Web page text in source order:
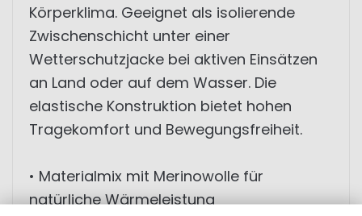
Körperklima. Geeignet als isolierende
Zwischenschicht unter einer
Wetterschutzjacke bei aktiven Einsätzen
an Land oder auf dem Wasser. Die
elastische Konstruktion bietet hohen
Tragekomfort und Bewegungsfreiheit.
• Materialmix mit Merinowolle für
natürliche Wärmeleistung